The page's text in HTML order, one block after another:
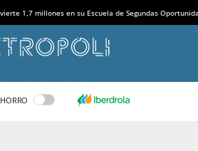
1,7 millones en su Escuela de Segundas